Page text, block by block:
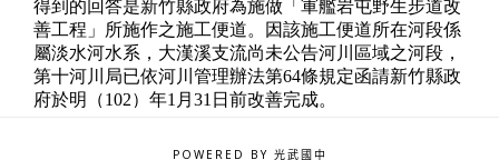
POWERED BY 光武國中